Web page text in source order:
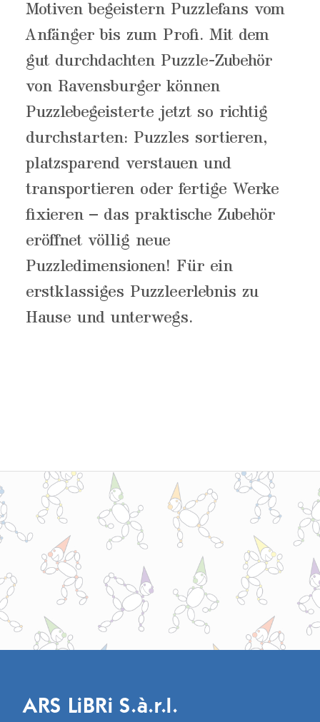
Motiven begeistern Puzzlefans vom
Anfänger bis zum Profi. Mit dem
gut durchdachten Puzzle-Zubehör
von Ravensburger können
Puzzlebegeisterte jetzt so richtig
durchstarten: Puzzles sortieren,
platzsparend verstauen und
transportieren oder fertige Werke
fixieren – das praktische Zubehör
eröffnet völlig neue
Puzzledimensionen! Für ein
erstklassiges Puzzleerlebnis zu
Hause und unterwegs.
ARS LiBRi S.à.r.l.